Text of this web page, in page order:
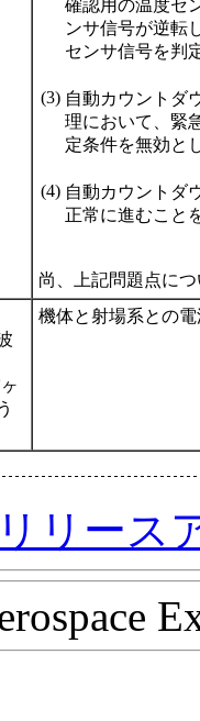
確認用の温度セ
ンサ信号が逆転
センサ信号を判
(3) 自動カウントダ
理において、緊
定条件を無効と
(4) 自動カウントダ
正常に進むこと
尚、上記問題点に
機体と射場系との
リース